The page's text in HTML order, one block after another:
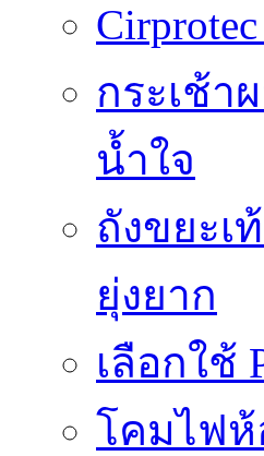
กระเช้า
น้ำใจ
ถังขยะเ
ยุ่งยาก
เลือกใช้
โคมไฟ